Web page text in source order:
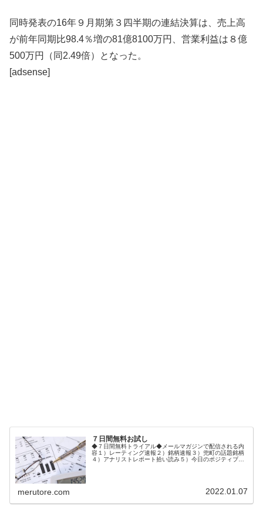
同時発表の16年９月期第３四半期の連結決算は、売上高
が前年同期比98.4％増の81億8100万円、営業利益は８億
500万円（同2.49倍）となった。
[adsense]
７日間無料お試し
◆７日間無料トライアル◆メールマガジンで配信される内
容１）レーティング速報２）銘柄速報３）兜町の話題銘柄
４）アナリストレポート拾い読み５）今日のポジティブ＆
merutore.com 2022.01.07